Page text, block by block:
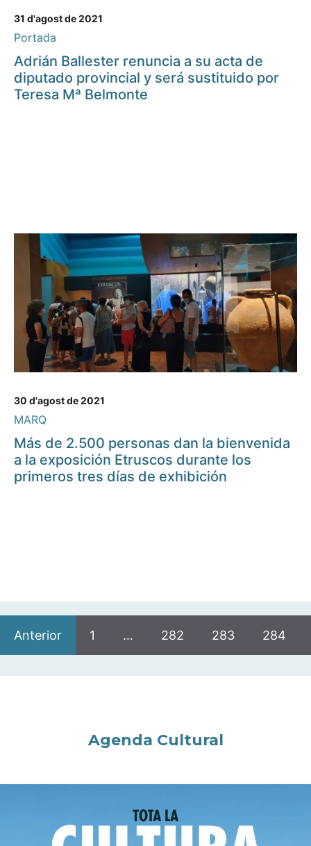
31 d'agost de 2021
Portada
Adrián Ballester renuncia a su acta de
diputado provincial y será sustituido por
Teresa Mª Belmonte
30 d'agost de 2021
MARQ
Más de 2.500 personas dan la bienvenida
a la exposición Etruscos durante los
primeros tres días de exhibición
Anterior 1 … 282 283 284
Agenda Cultural